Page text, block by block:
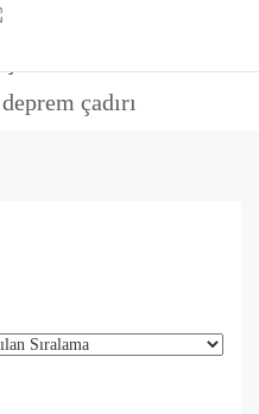
deprem çadırı